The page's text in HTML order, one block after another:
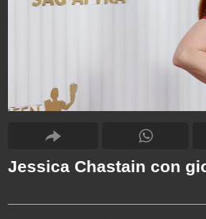
Jessica Chastain con